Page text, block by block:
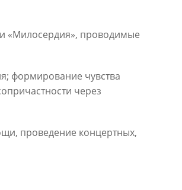
«Милосердия», проводимые
формирование чувства
через
проведение концертных,